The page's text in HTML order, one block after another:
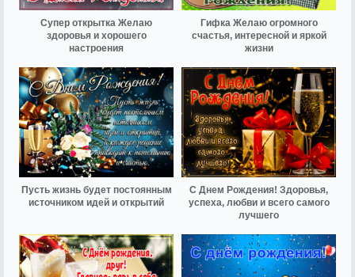
Супер открытка Желаю
здоровья и хорошего
настроения
Гифка Желаю огромного
счастья, интересной и яркой
жизни
Пусть жизнь будет постоянным
источником идей и открытий
С Днем Рождения! Здоровья,
успеха, любви и всего самого
лучшего